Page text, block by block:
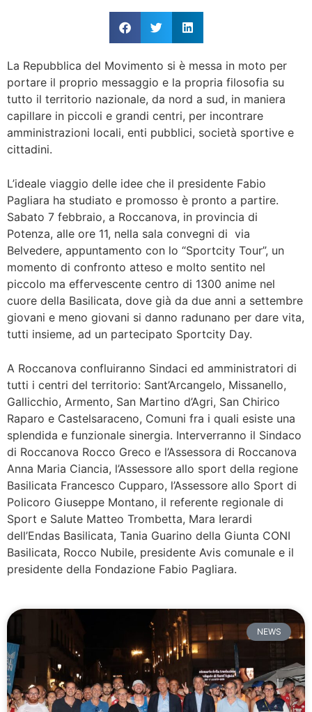
La Repubblica del Movimento si è messa in moto per
portare il proprio messaggio e la propria filosofia su
tutto il territorio nazionale, da nord a sud, in maniera
capillare in piccoli e grandi centri, per incontrare
amministrazioni locali, enti pubblici, società sportive e
cittadini.
L’ideale viaggio delle idee che il presidente Fabio
Pagliara ha studiato e promosso è pronto a partire.
Sabato 7 febbraio, a Roccanova, in provincia di
Potenza, alle ore 11, nella sala convegni di via
Belvedere, appuntamento con lo “Sportcity Tour”, un
momento di confronto atteso e molto sentito nel
piccolo ma effervescente centro di 1300 anime nel
cuore della Basilicata, dove già da due anni a settembre
giovani e meno giovani si danno radunano per dare vita,
tutti insieme, ad un partecipato Sportcity Day.
A Roccanova confluiranno Sindaci ed amministratori di
tutti i centri del territorio: Sant’Arcangelo, Missanello,
Gallicchio, Armento, San Martino d’Agri, San Chirico
Raparo e Castelsaraceno, Comuni fra i quali esiste una
splendida e funzionale sinergia. Interverranno il Sindaco
di Roccanova Rocco Greco e l’Assessora di Roccanova
Anna Maria Ciancia, l’Assessore allo sport della regione
Basilicata Francesco Cupparo, l’Assessore allo Sport di
Policoro Giuseppe Montano, il referente regionale di
Sport e Salute Matteo Trombetta, Mara Ierardi
dell’Endas Basilicata, Tania Guarino della Giunta CONI
Basilicata, Rocco Nubile, presidente Avis comunale e il
presidente della Fondazione Fabio Pagliara.
NEWS